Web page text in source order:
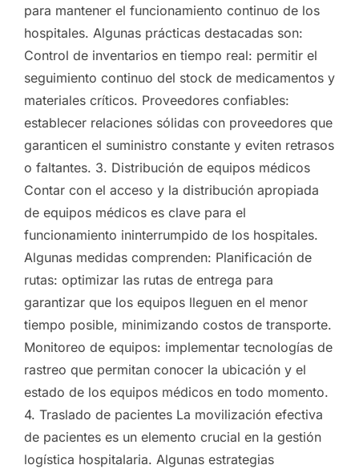
para mantener el funcionamiento continuo de los
hospitales. Algunas prácticas destacadas son:
Control de inventarios en tiempo real: permitir el
seguimiento continuo del stock de medicamentos y
materiales críticos. Proveedores confiables:
establecer relaciones sólidas con proveedores que
garanticen el suministro constante y eviten retrasos
o faltantes. 3. Distribución de equipos médicos
Contar con el acceso y la distribución apropiada
de equipos médicos es clave para el
funcionamiento ininterrumpido de los hospitales.
Algunas medidas comprenden: Planificación de
rutas: optimizar las rutas de entrega para
garantizar que los equipos lleguen en el menor
tiempo posible, minimizando costos de transporte.
Monitoreo de equipos: implementar tecnologías de
rastreo que permitan conocer la ubicación y el
estado de los equipos médicos en todo momento.
4. Traslado de pacientes La movilización efectiva
de pacientes es un elemento crucial en la gestión
logística hospitalaria. Algunas estrategias